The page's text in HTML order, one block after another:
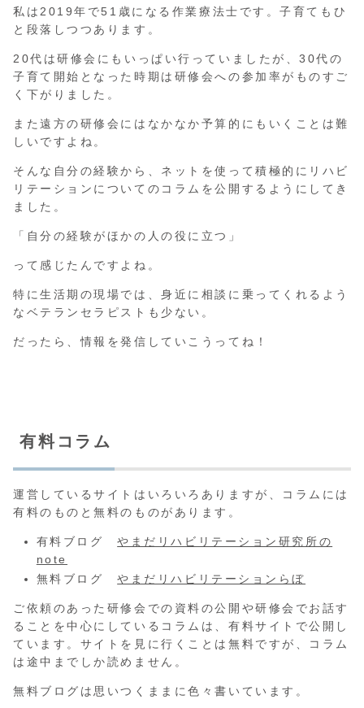
私は2019年で51歳になる作業療法士です。子育てもひ
と段落しつつあります。
20代は研修会にもいっぱい行っていましたが、30代の
子育て開始となった時期は研修会への参加率がものすご
く下がりました。
また遠方の研修会にはなかなか予算的にもいくことは難
しいですよね。
そんな自分の経験から、ネットを使って積極的にリハビ
リテーションについてのコラムを公開するようにしてき
ました。
「自分の経験がほかの人の役に立つ」
って感じたんですよね。
特に生活期の現場では、身近に相談に乗ってくれるよう
なベテランセラピストも少ない。
だったら、情報を発信していこうってね！
有料コラム
運営しているサイトはいろいろありますが、コラムには
有料のものと無料のものがあります。
有料ブログやまだリハビリテーション研究所の
note
無料ブログやまだリハビリテーションらぼ
ご依頼のあった研修会での資料の公開や研修会でお話す
ることを中心にしているコラムは、有料サイトで公開し
ています。サイトを見に行くことは無料ですが、コラム
は途中までしか読めません。
無料ブログは思いつくままに色々書いています。